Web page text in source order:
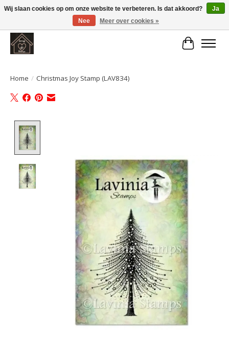
Large selection of products and fast shipping!
Home / Christmas Joy Stamp (LAV834)
Wij slaan cookies op om onze website te verbeteren. Is dat akkoord?
Ja
Nee
Meer over cookies »